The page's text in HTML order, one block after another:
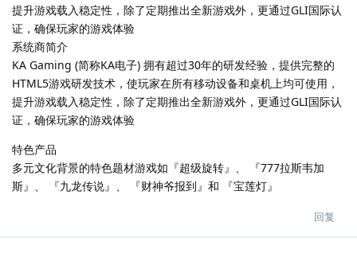
提升游戏载入稳定性，除了定期推出全新游戏外，更通过GLI国际认
证，确保玩家的游戏体验
系统商简介
KA Gaming (简称KA电子) 拥有超过30年的研发经验，提供完整的
HTML5游戏研发技术，使玩家在所有移动设备和桌机上均可使用，
提升游戏载入稳定性，除了定期推出全新游戏外，更通过GLI国际认
证，确保玩家的游戏体验
特色产品
多元文化背景的特色题材游戏如『超级旋转』、 『777拉斯韦加
斯』、 『九龙传说』、 『财神爷报到』和 『宝莲灯』
回复